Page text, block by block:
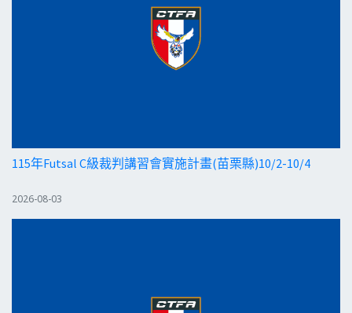
115年Futsal C級裁判講習會實施計畫(苗栗縣)10/2-10/4
2026-08-03